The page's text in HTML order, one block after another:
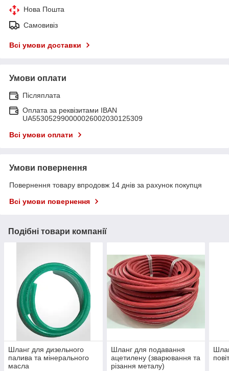
Нова Пошта
Самовивіз
Всі умови доставки
Умови оплати
Післяплата
Оплата за реквізитами IBAN
UA553052990000026002030125309
Всі умови оплати
Умови повернення
Повернення товару впродовж 14 днів за рахунок покупця
Всі умови повернення
Подібні товари компанії
Шланг для дизельного
палива та мінерального
масла
Шланг для подавання
ацетилену (зварювання та
різання металу)